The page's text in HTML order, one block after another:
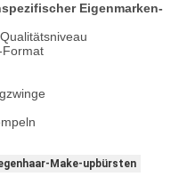
Eigenmarken-
Format
Make-upbürsten